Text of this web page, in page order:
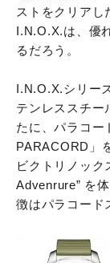
ストをクリアし
I.N.O.X.は、優
るだろう。
I.N.O.X.シリー
テンレススチー
たに、パラコー
PARACORD」
ビクトリノッ
Advenrure” を
徴はパラコード